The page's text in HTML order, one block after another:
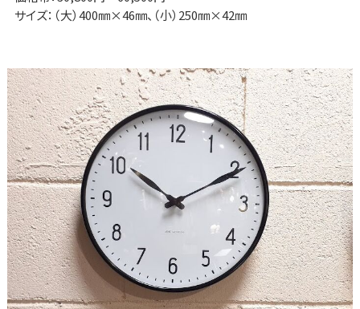
サイズ：（大）400㎜×46㎜、（小）250㎜×42㎜